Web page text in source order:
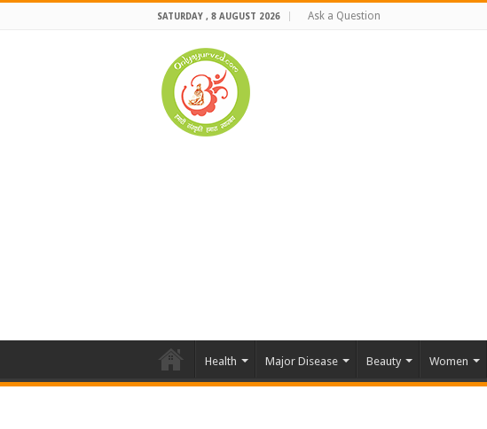
SATURDAY , 8 AUGUST 2026 Ask a Question
Health Major Disease Beauty Women